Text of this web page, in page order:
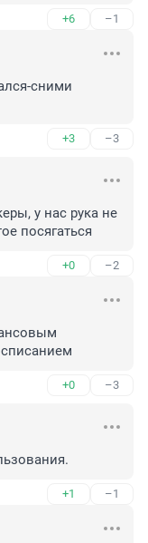
+6 –1
сними
+3 –3
у нас рука не
посягаться
+0 –2
+0 –3
+1 –1